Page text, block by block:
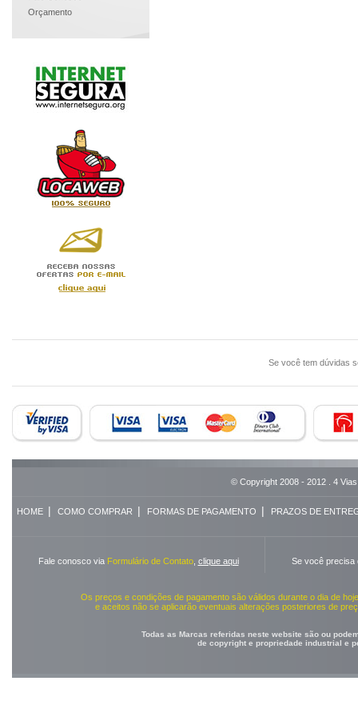
Orçamento
Se você tem dúvidas
© Copyright 2008 - 2012 . 4
HOME| COMO COMPRAR | FORMAS DE PAGAMENTO | PRAZOS DE
Fale conosco via Formulário de Contato, clique aqui Se você precisa
Os preços e condições de pagamento são válidos durante o dia de
e aceitos não se aplicarão eventuais alterações posteriores de
Todas as Marcas referidas neste website são ou
de copyright e propriedade industrial e